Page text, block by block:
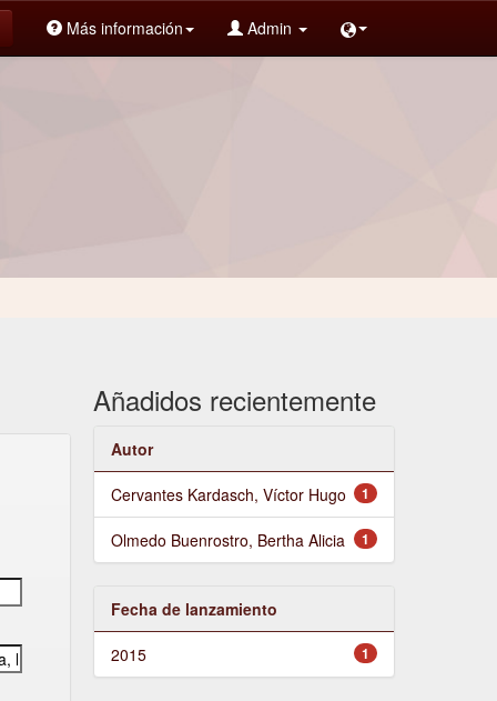
Más información Admin
Añadidos recientemente
Autor
1
Cervantes Kardasch, Víctor Hugo
1
Olmedo Buenrostro, Bertha Alicia
Fecha de lanzamiento
1
2015